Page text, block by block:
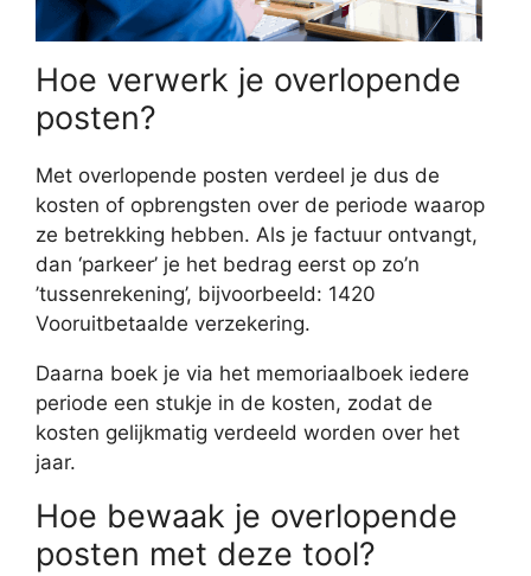
Hoe verwerk je overlopende
posten?
Met overlopende posten verdeel je dus de
kosten of opbrengsten over de periode waarop
ze betrekking hebben. Als je factuur ontvangt,
dan ‘parkeer’ je het bedrag eerst op zo’n
’tussenrekening’, bijvoorbeeld: 1420
Vooruitbetaalde verzekering.
Daarna boek je via het memoriaalboek iedere
periode een stukje in de kosten, zodat de
kosten gelijkmatig verdeeld worden over het
jaar.
Hoe bewaak je overlopende
posten met deze tool?